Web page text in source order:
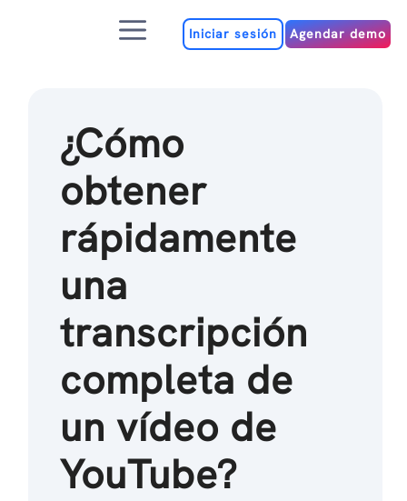
MenúIniciar sesión Agendar demo
¿Cómo
obtener
rápidamente
una
transcripción
completa de
un vídeo de
YouTube?